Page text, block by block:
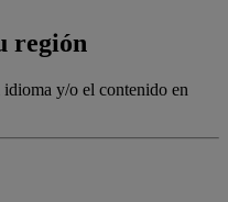
región
y/o el contenido en